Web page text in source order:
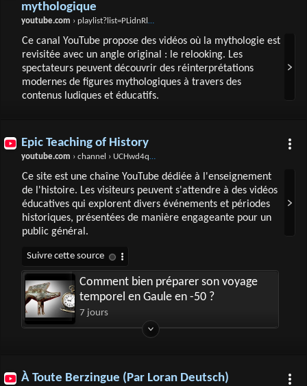
mythologique
youtube.com › playlist?list=PLidnRlWwwcP3VVuzZSfjtY2fOHC4_8wWT
Ce canal YouTube propose des vidéos où la mythologie est
revisitée avec un angle original : le relooking. Les
spectateurs peuvent découvrir des réinterprétations
modernes de figures mythologiques à travers des
contenus ludiques et éducatifs.
Epic Teaching of History
youtube.com › channel › UCHwd4qMCzN4A2r6piZxTl4A
Ce site est une chaîne YouTube dédiée à l'enseignement
de l'histoire. Les visiteurs peuvent s'attendre à des vidéos
éducatives qui explorent divers événements et périodes
historiques, présentées de manière engageante pour un
public général.
Comment bien préparer son voyage
temporel en Gaule en -50 ?
7 jours
À Toute Berzingue (Par Loran Deutsch)